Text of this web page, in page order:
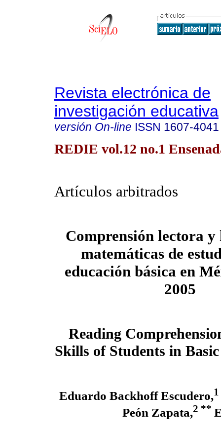
Revista electrónica de
investigación educativa
versión On-line ISSN 1607-4041
REDIE vol.12 no.1
Artículos arbitrados
Comprensión lectora y
matemáticas de
educación básica en
2005
Reading
Skills of Students in
Eduardo Backhoff Escudero,1
Peón Zapata,2 **